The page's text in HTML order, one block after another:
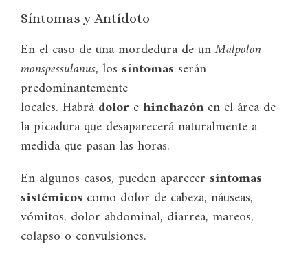
Síntomas y Antídoto
En el caso de una mordedura de unMalpolon
monspessulanus, los síntomas serán
predominantemente
locales. Habrá dolor ehinchazónen el área de
la picadura que desaparecerá naturalmente a
medida que pasan las horas.
En algunos casos, pueden aparecer síntomas
sistémicos como dolor de cabeza, náuseas,
vómitos, dolor abdominal, diarrea, mareos,
colapso o convulsiones.